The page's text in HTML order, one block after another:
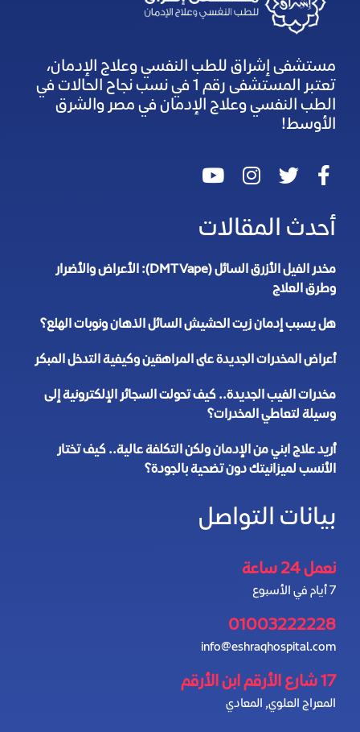
مستشفى إشراق للطب النفسي وعلاج الإدمان،
تعتبر المستشفى رقم 1 في نسب نجاح الحالات في
الطب النفسي وعلاج الإدمان في مصر والشرق
الأوسط!
أحدث المقالات
مخدر الفيل الأزرق السائل (DMT Vape): الأعراض والأضرار
وطرق العلاج
هل يسبب إدمان زيت الحشيش السائل الذهان ونوبات الهلع؟
أعراض المخدرات الجديدة على المراهقين وكيفية التدخل المبكر
مخدرات الفيب الجديدة.. كيف تحولت السجائر الإلكترونية إلى
وسيلة لتعاطي المخدرات؟
أريد علاج ابني من الإدمان ولكن التكلفة عالية.. كيف تختار
الأنسب لميزانيتك دون تضحية بالجودة؟
بيانات التواصل
نعمل 24 ساعة
7 أيام في الأسبوع
01003222228
info@eshraqhospital.com
17 شارع الأرقم ابن الأرقم
المعراج العلوي, المعادي